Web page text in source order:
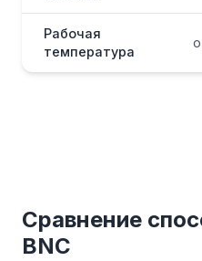
Рабочая
температура
Сравнение
BNC